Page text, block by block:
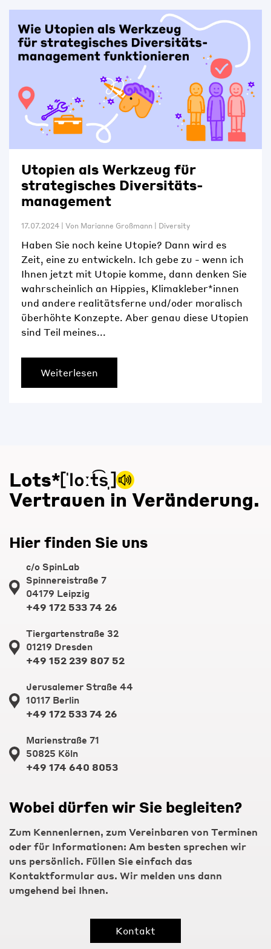
Utopien als Werkzeug für
strategisches Diversitäts­­­
management
17.07.2024 Von Marianne Großmann Diversity
Haben Sie noch keine Utopie? Dann wird es
Zeit, eine zu entwickeln. Ich gebe zu - wenn ich
Ihnen jetzt mit Utopie komme, dann denken Sie
wahrscheinlich an Hippies, Klimakleber*innen
und andere realitätsferne und/oder moralisch
überhöhte Konzepte. Aber genau diese Utopien
sind Teil meines...
Weiterlesen
Lots*
Vertrauen in Veränderung.
Hier finden Sie uns
c/o SpinLab
Spinnereistraße 7
04179 Leipzig
+49 172 533 74 26
Tiergartenstraße 32
01219 Dresden
+49 152 239 807 52
Jerusalemer Straße 44
10117 Berlin
+49 172 533 74 26
Marienstraße 71
50825 Köln
+49 174 640 8053
Wobei dürfen wir Sie begleiten?
Zum Kennenlernen, zum Vereinbaren von Terminen
oder für Informationen: Am besten sprechen wir
uns persönlich. Füllen Sie einfach das
Kontaktformular aus. Wir melden uns dann
umgehend bei Ihnen.
Kontakt